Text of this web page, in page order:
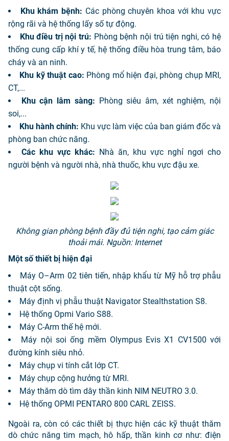
Khu khám bệnh: Các phòng chuyên khoa với khu vực
rộng rãi và hệ thống lấy số tự động.
Khu điều trị nội trú: Phòng bệnh nội trú tiện nghi, có hệ
thống cung cấp khí y tế, hệ thống điều hòa trung tâm, báo
cháy và an ninh.
Khu kỹ thuật cao: Phòng mổ hiện đại, phòng chụp MRI,
CT,...
Khu cận lâm sàng: Phòng siêu âm, xét nghiệm, nội
soi,...
Khu hành chính: Khu vực làm việc của ban giám đốc và
phòng ban chức năng.
Các khu vực khác: Nhà ăn, khu vực nghỉ ngơi cho
người bệnh và người nhà, nhà thuốc, khu vực đậu xe.
Không gian phòng bệnh đầy đủ tiện nghi, tạo cảm giác
thoải mái. Nguồn: Internet
Một số thiết bị hiện đại
Máy O–Arm 02 tiên tiến, nhập khẩu từ Mỹ hỗ trợ phẫu
thuật cột sống.
Máy định vị phẫu thuật Navigator Stealthstation S8.
Hệ thống Opmi Vario S88.
Máy C-Arm thế hệ mới.
Máy nội soi ống mềm Olympus Evis X1 CV1500 với
đường kính siêu nhỏ.
Máy chụp vi tính cắt lớp CT.
Máy chụp cộng hưởng từ MRI.
Máy thăm dò tìm dây thần kinh NIM NEUTRO 3.0.
Hệ thống OPMI PENTARO 800 CARL ZEISS.
Ngoài ra, còn có các thiết bị thực hiện các kỹ thuật thăm
dò chức năng tim mạch, hô hấp, thần kinh cơ như: điện